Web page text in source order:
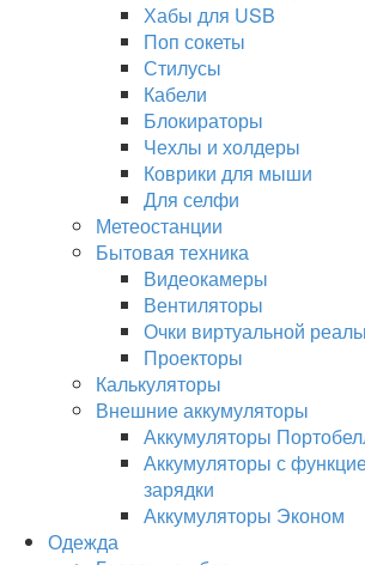
Хабы для USB
Поп сокеты
Стилусы
Кабели
Блокираторы
Чехлы и холдеры
Коврики для мыши
Для селфи
Метеостанции
Бытовая техника
Видеокамеры
Вентиляторы
Очки виртуальной
Проекторы
Калькуляторы
Внешние аккумуляторы
Аккумуляторы
Аккумуляторы с
зарядки
Аккумуляторы Эконом
Одежда